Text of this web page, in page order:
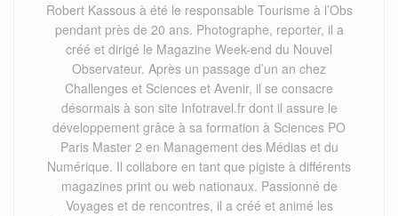
Robert Kassous à été le responsable Tourisme à l’Obs
pendant près de 20 ans. Photographe, reporter, il a
créé et dirigé le Magazine Week-end du Nouvel
Observateur. Après un passage d’un an chez
Challenges et Sciences et Avenir, il se consacre
désormais à son site Infotravel.fr dont il assure le
développement grâce à sa formation à Sciences PO
Paris Master 2 en Management des Médias et du
Numérique. Il collabore en tant que pigiste à différents
magazines print ou web nationaux. Passionné de
Voyages et de rencontres, il a créé et animé les